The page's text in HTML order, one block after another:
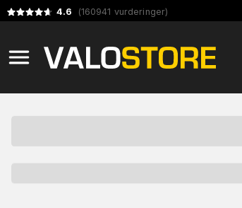
4.6 (160941 vurderinger)